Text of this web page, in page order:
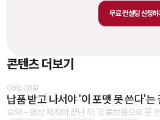
무료 컨설팅 신청하
콘텐츠 더보기
08월 08일
납품 받고 나서야 '이 포맷 못 쓴다'는
요약 - 영상 제작이 끝난 뒤 '유튜브용으로 못